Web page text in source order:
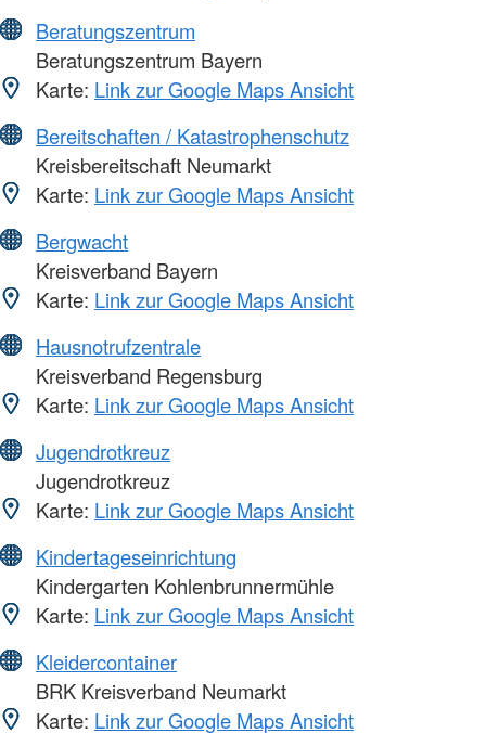
Beratungszentrum
Beratungszentrum Bayern
Karte: Link zur Google Maps Ansicht
Bereitschaften / Katastrophenschutz
Kreisbereitschaft Neumarkt
Karte: Link zur Google Maps Ansicht
Bergwacht
Kreisverband Bayern
Karte: Link zur Google Maps Ansicht
Hausnotrufzentrale
Kreisverband Regensburg
Karte: Link zur Google Maps Ansicht
Jugendrotkreuz
Jugendrotkreuz
Karte: Link zur Google Maps Ansicht
Kindertageseinrichtung
Kindergarten Kohlenbrunnermühle
Karte: Link zur Google Maps Ansicht
Kleidercontainer
BRK Kreisverband Neumarkt
Karte: Link zur Google Maps Ansicht